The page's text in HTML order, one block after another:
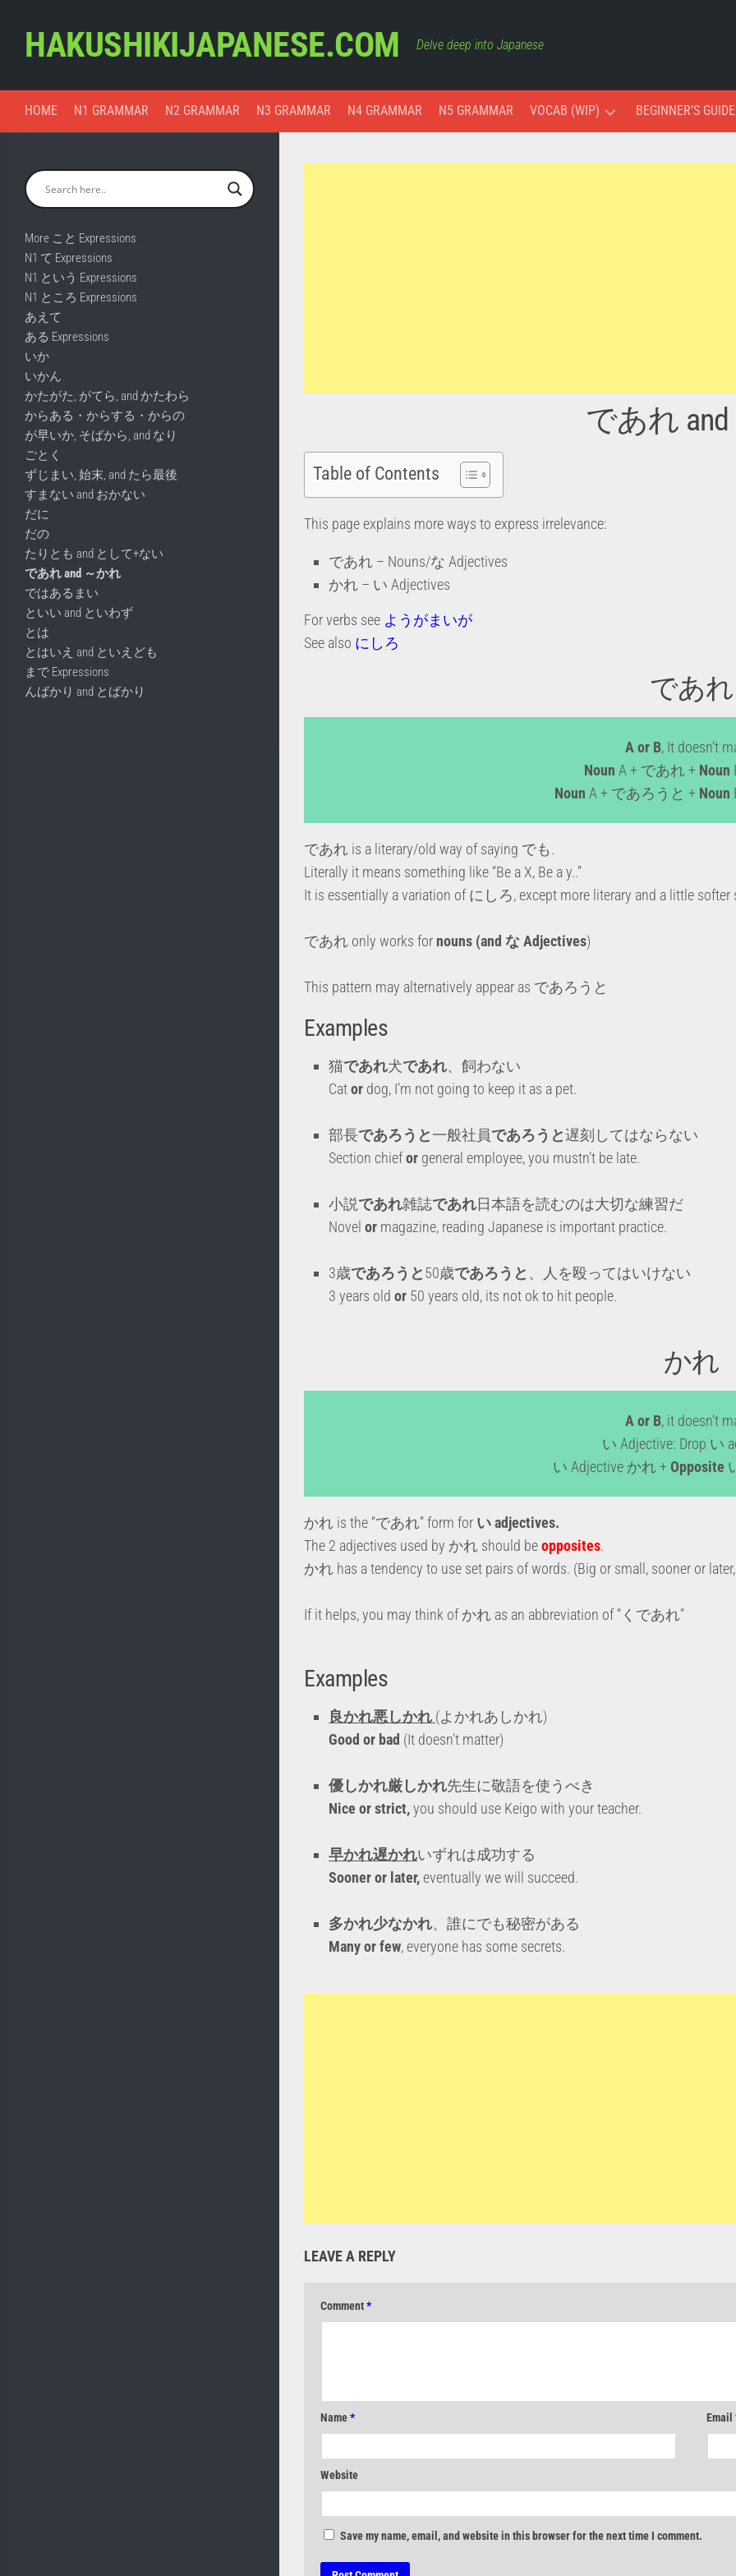
contentHAKUSHIKIJAPANESE.COM Delve deep into Japanese
HOME N1 GRAMMAR N2 GRAMMAR N3 GRAMMAR N4 GRAMMAR N5 GRAMMAR VOCAB (WIP)
ESSENTIAL
BEGINNER’S GUIDE
であれ
Table of Contents
This page explains more ways to express irrelevance:
であれ – Nouns/な Adjectives
かれ – い Adjectives
For verbs see ようがまいが
See also にしろ
であれ
A or B, It doesn’t
Noun A + であれ + Noun
Noun A + であろうと + Noun
であれ is a literary/old way of saying でも.
Literally it means something like “Be a X, Be a y..”
It is essentially a variation of にしろ, except more literary and a little softer
であれ only works for nouns (and な Adjectives)
This pattern may alternatively appear as であろうと
Examples
猫であれ犬であれ、飼わない
Cator dog, I’m not going to keep it as a pet.
部長であろうと一般社員であろうと遅刻してはならない
Section chiefor general employee, you mustn’t be late.
小説であれ雑誌であれ日本語を読むのは大切な練習だ
Novel or magazine, reading Japanese is important practice.
3歳であろうと50歳であろうと 、人を殴ってはいけない
3 years old or 50 years old, its not ok to hit people.
かれ
A or B, it doesn’t
い Adjective: Drop い
い Adjective かれ + Opposite
かれ is the “であれ” form for い adjectives.
The 2 adjectives used by かれ should beopposites.
かれ has a tendency to use set pairs of words. (Big or small, sooner or
If it helps, you may think of かれ as an abbreviation of “くであれ”
Examples
良かれ悪しかれ (よかれあしかれ)
Good or bad (It doesn’t matter)
優しかれ厳しかれ先生に敬語を使うべき
Nice or strict,you should use Keigo with your teacher.
早かれ遅かれいずれは成功する
Sooner or later,eventually we will succeed.
多かれ少なかれ、誰にでも秘密がある
Many or few, everyone has some secrets.
LEAVE A REPLY
Comment*
Name* Email
Website
Save my name, email, and website in this browser for the next time I comment.
More こと Expressions
N1 て Expressions
N1 という Expressions
N1 ところ Expressions
あえて
ある Expressions
いか
いかん
かたがた, がてら, and かたわら
からある・からする・からの
が早いか, そばから, and なり
ごとく
ずじまい, 始末, and たら最後
すまない and おかない
だに
だの
たりとも and として+ない
であれ and ～かれ
ではあるまい
といい and といわず
とは
とはいえ and といえども
まで Expressions
んばかり and とばかり